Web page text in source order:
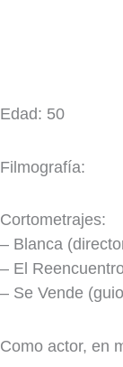
Edad: 50
Filmografía:
Cortometrajes:
– Blanca
– El
– Se Vende
Como actor, en